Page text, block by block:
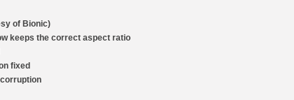
[GK] Mémoire cash -
[GK] Dan Houser (GTA)
[GK] Comment EA Sports
[GK] Crimson Moon : un
[GK] Isle of Reveries : le
[GK] Moonlighter 2 : The
[GK] Capcom relance
of Bionic)
keeps the correct aspect ratio
fixed